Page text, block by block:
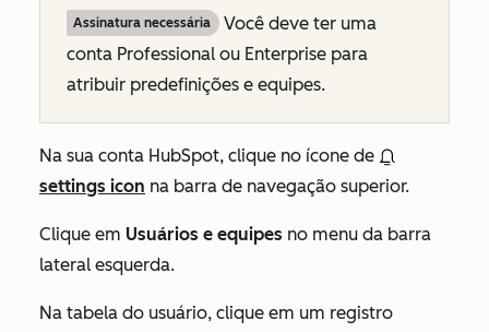
Assinatura necessária
Você deve ter uma
conta Professional ou Enterprise para
atribuir predefinições e equipes.
Na sua conta HubSpot, clique no ícone de
settings icon na barra de navegação superior.
Clique em Usuários e equipes no menu da barra
lateral esquerda.
Na tabela do usuário, clique em um registro